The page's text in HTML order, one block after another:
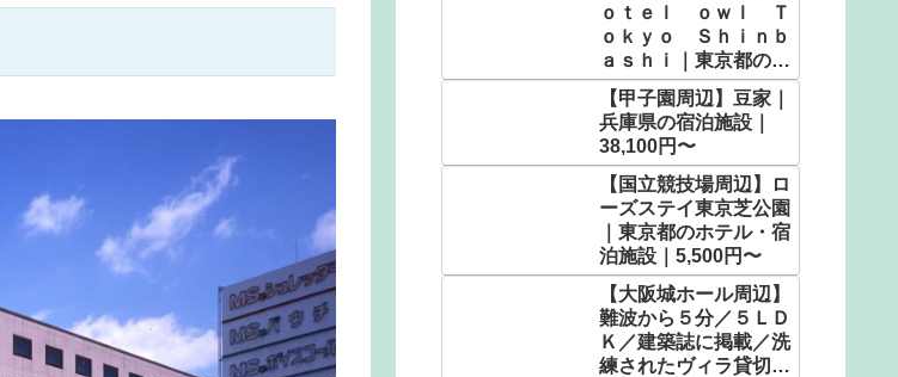
ｏｔｅｌ ｏｗｌ Ｔ
ｏｋｙｏ Ｓｈｉｎｂ
ａｓｈｉ｜東京都のビ
ジネスホテル｜2,600
円〜
【甲子園周辺】豆家｜
兵庫県の宿泊施設｜
38,100円〜
【国立競技場周辺】ロ
ーズステイ東京芝公園
｜東京都のホテル・宿
泊施設｜5,500円〜
【大阪城ホール周辺】
難波から５分／５ＬＤ
Ｋ／建築誌に掲載／洗
練されたヴィラ貸切で